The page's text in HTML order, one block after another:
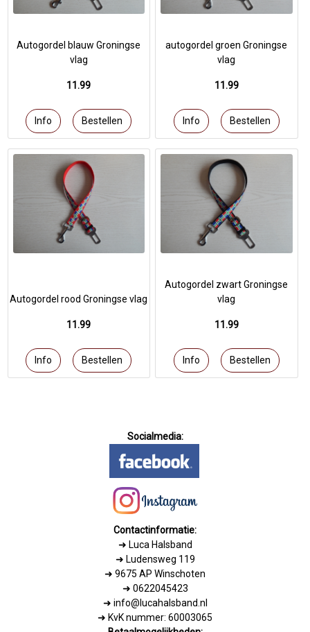
Autogordel blauw Groningse
vlag
11.99
autogordel groen Groningse
vlag
11.99
Autogordel rood Groningse vlag
11.99
Autogordel zwart Groningse
vlag
11.99
Socialmedia:
Contactinformatie:
➜ Luca Halsband
➜ Ludensweg 119
➜ 9675 AP Winschoten
➜ 0622045423
➜ info@lucahalsband.nl
➜ KvK nummer: 60003065